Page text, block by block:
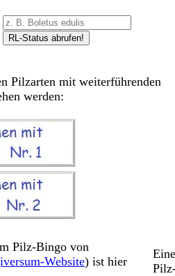
RL-Status abrufen!
Pilzarten mit weiterführenden
werden:
Pilz-Bingo von
Website) ist hier